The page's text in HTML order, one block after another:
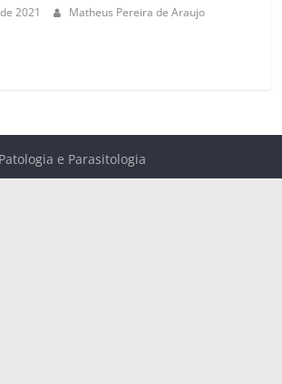
2021 Matheus Pereira de Araujo
e Parasitologia